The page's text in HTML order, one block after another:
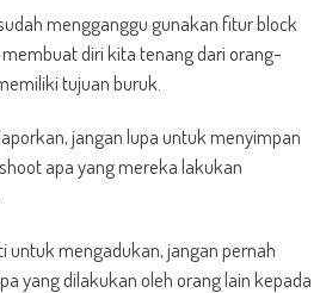
mengganggu gunakan fitur block
diri kita tenang dari orang-
tujuan buruk.
jangan lupa untuk menyimpan
apa yang mereka lakukan
untuk mengadukan, jangan pernah
yang dilakukan oleh orang lain kepada